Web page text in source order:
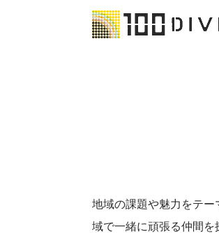
地域の課題や魅力をテ
域で一緒に頑張る仲間を